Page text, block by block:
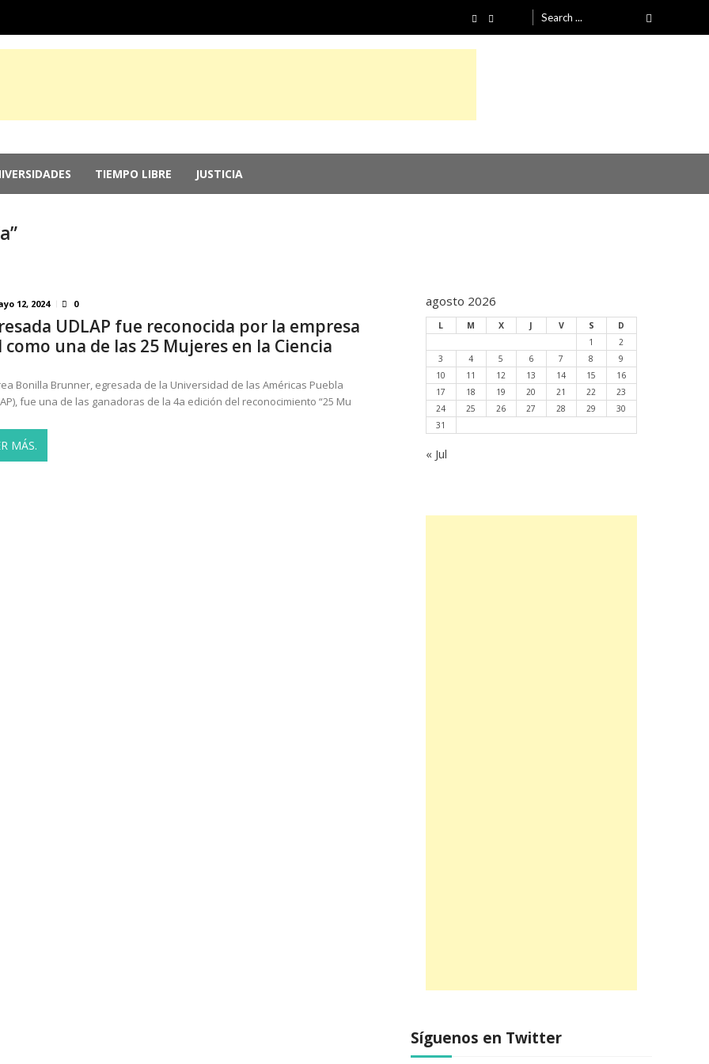
Search
for:
TIEMPO LIBRE JUSTICIA
en Gaza
Más de 250 medallas y busca récord...
del chef Anthony Bourdain
12, 2024 0
UDLAP fue reconocida por la empresa
como una de las 25 Mujeres en la Ciencia
Bonilla Brunner, egresada de la Universidad de las Américas Puebla
fue una de las ganadoras de la 4a edición del reconocimiento “25 Mu
MÁS.
agosto 2026
L M X J V S
D
1
2
3
4 5 6 7 8
9
10
11 12 13 14 15
16
17
18 19 20 21 22
23
24
25 26 27 28 29
30
31
« Jul
Síguenos en Twitter